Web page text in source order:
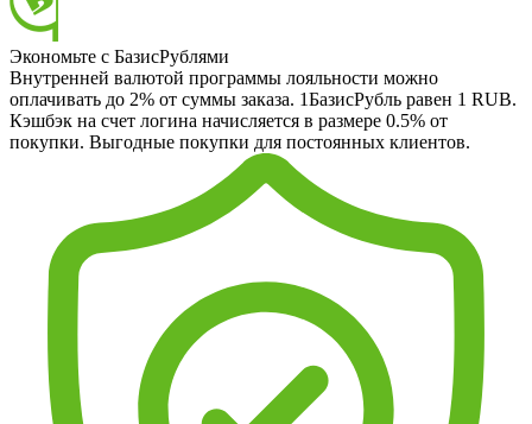
Экономьте с БазисРублями
Внутренней валютой программы лояльности можно
оплачивать до 2% от суммы заказа. 1БазисРубль равен 1 RUB.
Кэшбэк на счет логина начисляется в размере 0.5% от
покупки. Выгодные покупки для постоянных клиентов.